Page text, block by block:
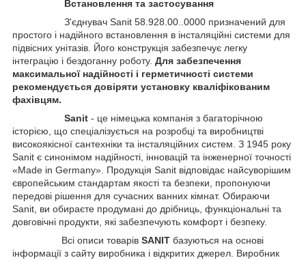
Встановлення та застосування
З'єднувач Sanit 58.928.00..0000 призначений для
простого і надійного встановлення в інсталяційні системи для
підвісних унітазів. Його конструкція забезпечує легку
інтеграцію і бездоганну роботу. Для забезпечення
максимальної надійності і герметичності системи
рекомендується довіряти установку кваліфікованим
фахівцям.
Sanit - це німецька компанія з багаторічною
історією, що спеціалізується на розробці та виробництві
високоякісної сантехніки та інсталяційних систем. З 1945 року
Sanit є синонімом надійності, інновацій та інженерної точності
«Made in Germany». Продукція Sanit відповідає найсуворішим
європейським стандартам якості та безпеки, пропонуючи
передові рішення для сучасних ванних кімнат. Обираючи
Sanit, ви обираєте продумані до дрібниць, функціональні та
довговічні продукти, які забезпечують комфорт і безпеку.
Всі описи товарів SANIT базуються на основі
інформації з сайту виробника і відкритих джерел. Виробник